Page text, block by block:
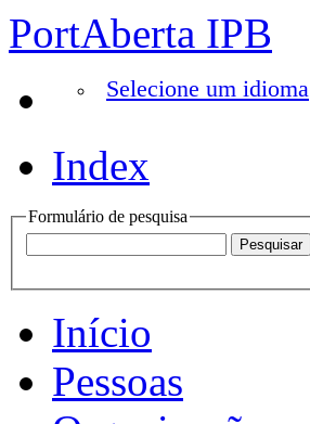
PortAberta IPB
Selecione um idioma
Index
Formulário de pesquisa
Início
Pessoas